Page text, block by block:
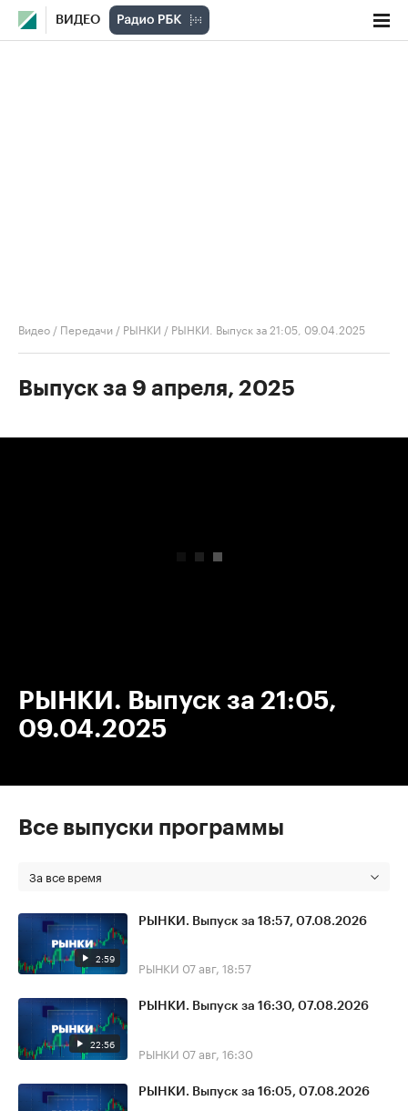
ВИДЕО
Видео / Передачи / РЫНКИ / РЫНКИ. Выпуск за 21:05, 09.04.2025
Выпуск за 9 апреля, 2025
РЫНКИ. Выпуск за 21:05,
09.04.2025
Все выпуски программы
За все время
2:59
РЫНКИ. Выпуск за 18:57, 07.08.2026
РЫНКИ 07 авг, 18:57
22:56
РЫНКИ. Выпуск за 16:30, 07.08.2026
РЫНКИ 07 авг, 16:30
РЫНКИ. Выпуск за 16:05, 07.08.2026